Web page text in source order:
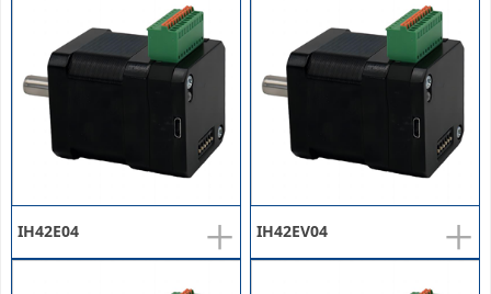
+
IH42E04 +
IH42EV04